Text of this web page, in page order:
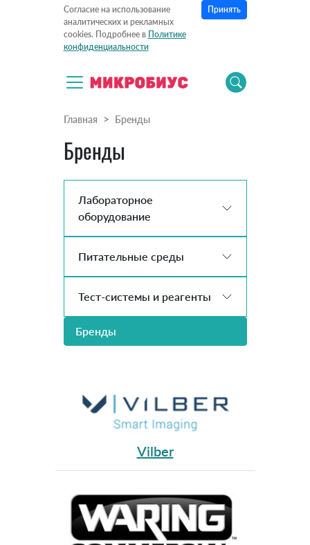
Согласие на использование
аналитических и рекламных
cookies. Подробнее в Политике
конфиденциальности
Принять
Главная Бренды
Бренды
Лабораторное
оборудование
Питательные среды
Тест-системы и реагенты
Бренды
Vilber